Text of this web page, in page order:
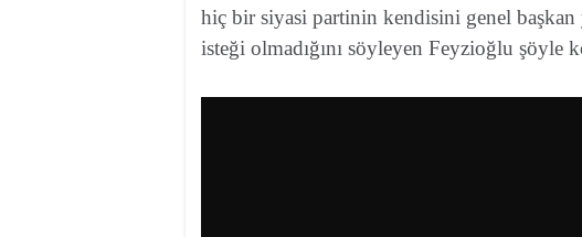
hiç bir siyasi partinin kendisini genel
isteği olmadığını söyleyen Feyzioğlu şöyle